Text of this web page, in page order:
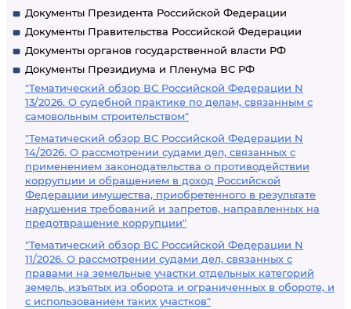
Документы Президента Российской Федерации
Документы Правительства Российской Федерации
Документы органов государственной власти РФ
Документы Президиума и Пленума ВС РФ
"Тематический обзор ВС Российской Федерации N
13/2026. О судебной практике по делам, связанным с
самовольным строительством"
"Тематический обзор ВС Российской Федерации N
14/2026. О рассмотрении судами дел, связанных с
применением законодательства о противодействии
коррупции и обращением в доход Российской
Федерации имущества, приобретенного в результате
нарушения требований и запретов, направленных на
предотвращение коррупции"
"Тематический обзор ВС Российской Федерации N
11/2026. О рассмотрении судами дел, связанных с
правами на земельные участки отдельных категорий
земель, изъятых из оборота и ограниченных в обороте, и
с использованием таких участков"